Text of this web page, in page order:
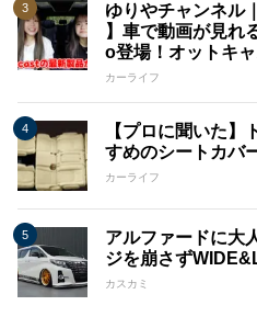
ゆりやチャンネル
】車で動画が見れ
o登場！オットキ
カーライフ
【プロに聞いた】
すめのシートカバ
カーライフ
アルファードに大
ジを崩さず
カスカミ